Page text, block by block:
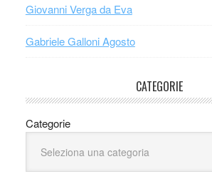
Giovanni Verga da Eva
Gabriele Galloni Agosto
CATEGORIE
Categorie